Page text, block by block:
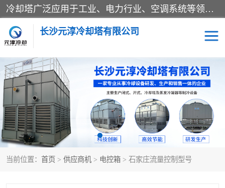
冷却塔广泛应用于工业、电力行业、空调系统等领域。在电力行业中，用于冷却发电机组的循环水；在工业生产中，如化工、冶金等行业，可降低生产过程中产生的热量；在空调系统中，为空调设备提供冷却水源
长沙元淳冷却塔有限公司
当前位置： 首页 > 供应商机 > 电控箱 > 石家庄流量控制型号
方形开式冷却塔 圆形冷却塔
闭式冷却塔 水箱
电控箱 水泵
板式换热器